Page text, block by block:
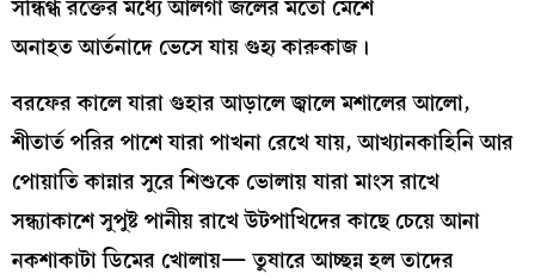
সন্ধিগ্ধ রক্তের মধ্যে আলগা জলের মতো মেশে
অনাহত আর্তনাদে ভেসে যায় গুহ্য কারুকাজ।
বরফের কালে যারা গুহার আড়ালে জ্বালে মশালের আলো,
শীতার্ত পরির পাশে যারা পাখনা রেখে যায়, আখ্যানকাহিনি আর
পোয়াতি কান্নার সুরে শিশুকে ভোলায় যারা মাংস রাখে
সন্ধ্যাকাশে সুপুষ্ট পানীয় রাখে উটপাখিদের কাছে চেয়ে আনা
নকশাকাটা ডিমের খোলায়— তুষারে আচ্ছন্ন হল তাদের